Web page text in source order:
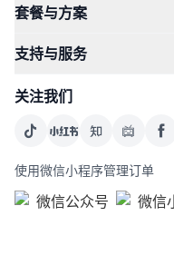
套餐与方案
支持与服务
关注我们
使用微信小程序管理订单